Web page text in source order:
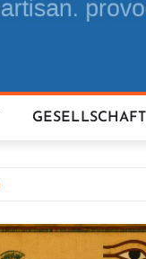
GESELLSCHAFT